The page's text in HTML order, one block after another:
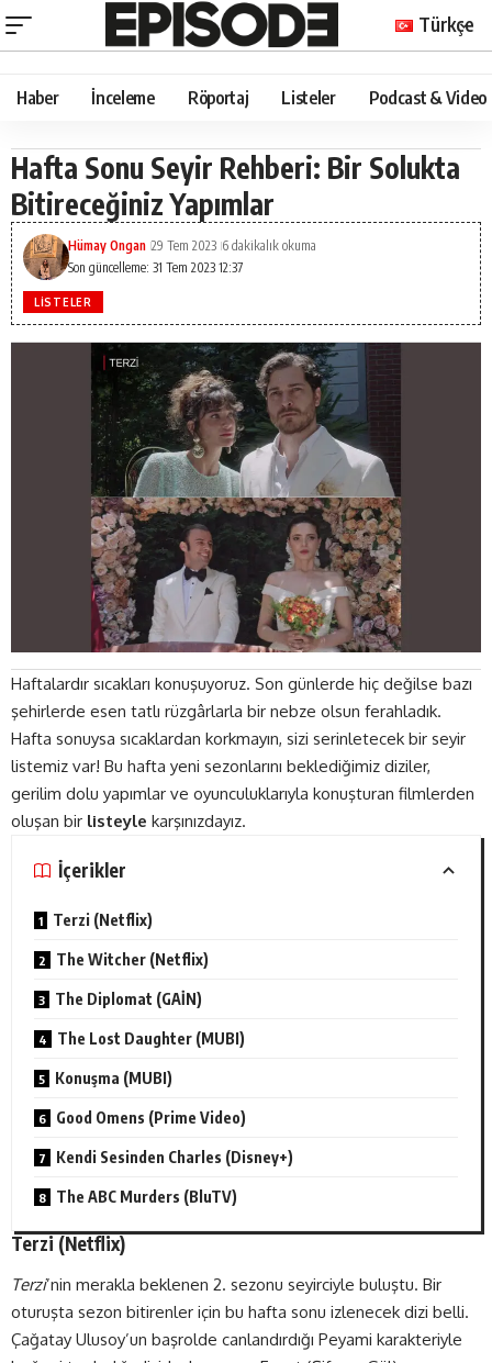
Türkçe
Haber İnceleme Röportaj Listeler Podcast & Video
Hafta Sonu Seyir Rehberi: Bir Solukta
Bitireceğiniz Yapımlar
Son güncelleme: 31 Tem 2023 12:37
Hümay Ongan 29 Tem 2023 6 dakikalık okuma
LISTELER
Haftalardır sıcakları konuşuyoruz. Son günlerde hiç değilse bazı
şehirlerde esen tatlı rüzgârlarla bir nebze olsun ferahladık.
Hafta sonuysa sıcaklardan korkmayın, sizi serinletecek bir seyir
listemiz var! Bu hafta yeni sezonlarını beklediğimiz diziler,
gerilim dolu yapımlar ve oyunculuklarıyla konuşturan filmlerden
oluşan bir listeyle karşınızdayız.
İçerikler
Terzi (Netflix)
The Witcher (Netflix)
The Diplomat (GAİN)
The Lost Daughter (MUBI)
Konuşma (MUBI)
Good Omens (Prime Video)
Kendi Sesinden Charles (Disney+)
The ABC Murders (BluTV)
Terzi (Netflix)
Terzi’nin merakla beklenen 2. sezonu seyirciyle buluştu. Bir
oturuşta sezon bitirenler için bu hafta sonu izlenecek dizi belli.
Çağatay Ulusoy’un başrolde canlandırdığı Peyami karakteriyle